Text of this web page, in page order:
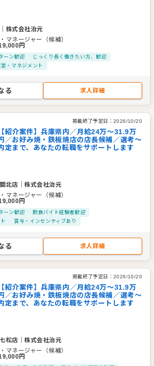
株式会社治元
マネージャー（候補）
円
ーン歓迎
じっくり長く働きたい方、歓迎
・マネジメント
る 求人詳細
掲載終了予定日： 2026/10/20
【紹介案件】兵庫県内／月給24万〜31.9万
／お好み焼・鉄板焼店の店長候補／選考～
定まで、あなたの転職をサポートします
北店 ｜株式会社治元
マネージャー（候補）
円
ーン歓迎
飲食バイト経験者歓迎
賞与・インセンティブあり
る 求人詳細
掲載終了予定日： 2026/10/20
【紹介案件】兵庫県内／月給24万〜31.9万
／お好み焼・鉄板焼店の店長候補／選考～
定まで、あなたの転職をサポートします
松店 ｜株式会社治元
マネージャー（候補）
円